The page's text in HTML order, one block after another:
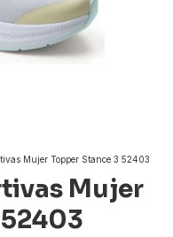
Mujer Topper Stance 3 52403
Mujer